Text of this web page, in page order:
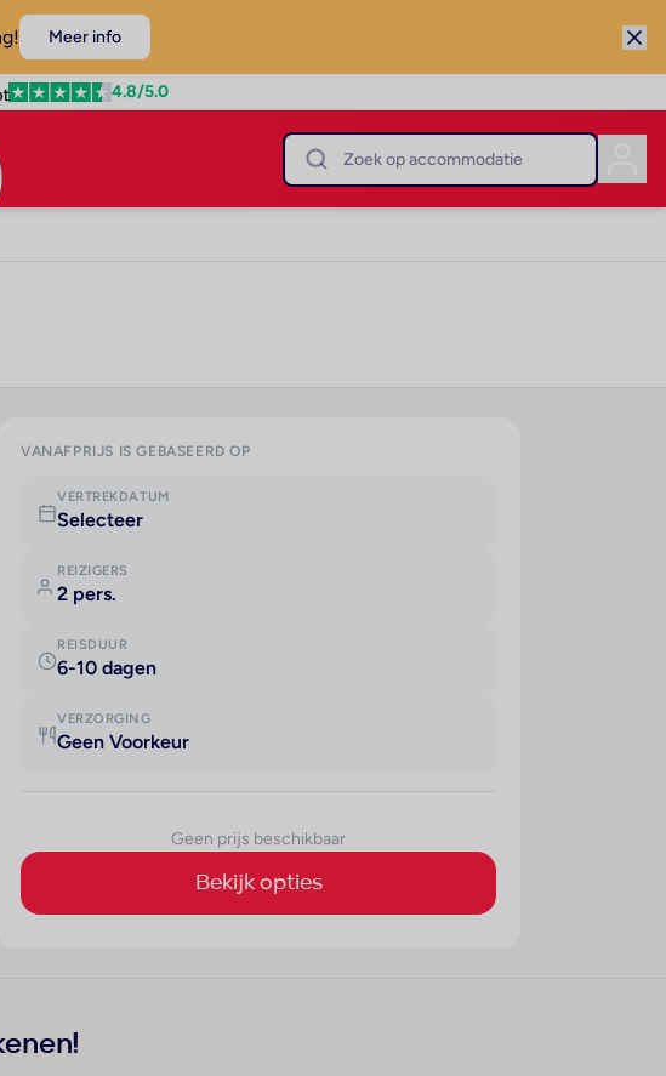
Meer info
4.8/5.0
VANAFPRIJS IS GEBASEERD OP
VERTREKDATUM
Selecteer
REIZIGERS
2 pers.
REISDUUR
6-10 dagen
VERZORGING
Geen Voorkeur
Geen prijs beschikbaar
Bekijk opties